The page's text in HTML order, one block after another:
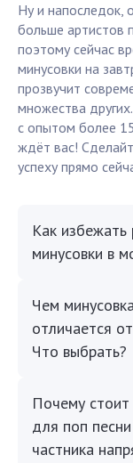
Ну и напоследок,
больше артистов
поэтому сейчас
минусовки на
прозвучит
множества
с опытом более
ждёт вас!
успеху прямо
Как
минусовки в
Чем
отличается
Что выбрать?
Почему стоит
для поп
частника